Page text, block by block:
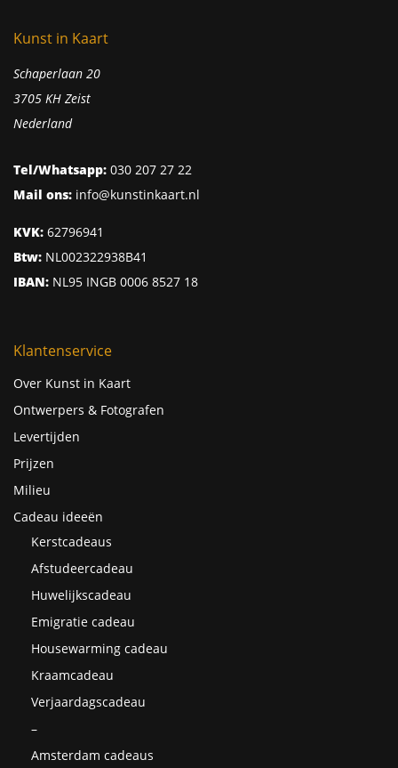
Kunst in Kaart
Schaperlaan 20
3705 KH Zeist
Nederland
Tel/Whatsapp: 030 207 27 22
Mail ons: info@kunstinkaart.nl
KVK: 62796941
Btw: NL002322938B41
IBAN: NL95 INGB 0006 8527 18
Klantenservice
Over Kunst in Kaart
Ontwerpers & Fotografen
Levertijden
Prijzen
Milieu
Cadeau ideeën
Kerstcadeaus
Afstudeercadeau
Huwelijkscadeau
Emigratie cadeau
Housewarming cadeau
Kraamcadeau
Verjaardagscadeau
–
Amsterdam cadeaus